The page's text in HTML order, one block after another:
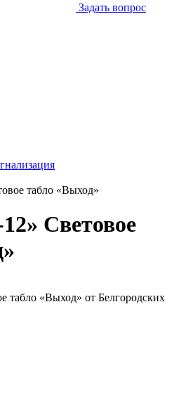
Задать вопрос
табло «Выход»
Световое